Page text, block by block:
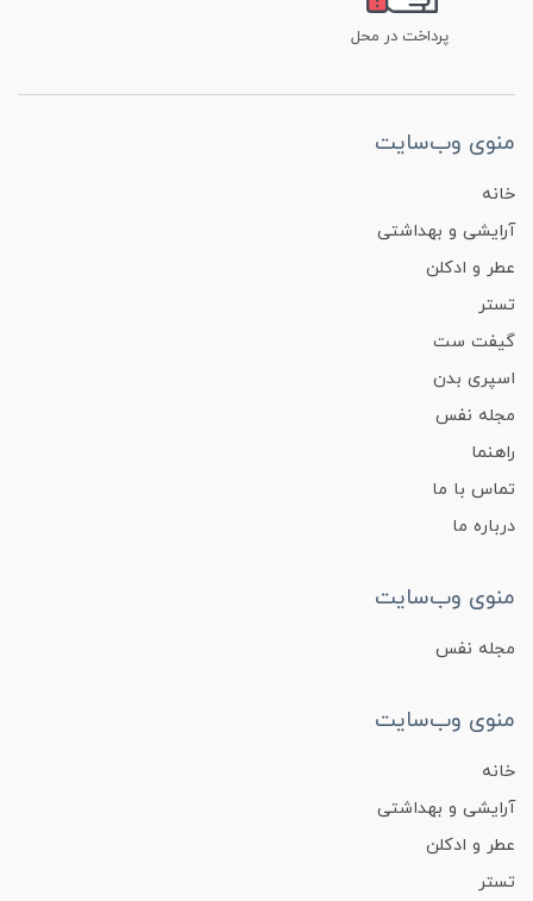
پرداخت در محل
منوی وب‌سایت
خانه
آرایشی و بهداشتی
عطر و ادکلن
تستر
گیفت ست
اسپری بدن
مجله نفس
راهنما
تماس با ما
درباره ما
منوی وب‌سایت
مجله نفس
منوی وب‌سایت
خانه
آرایشی و بهداشتی
عطر و ادکلن
تستر